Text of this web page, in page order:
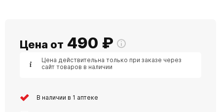
Цена от 490 ₽
Цена действительна только при заказе через
сайт товаров в наличии
В наличии в 1 аптеке